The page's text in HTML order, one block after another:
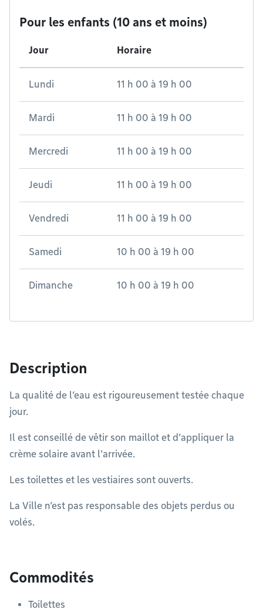
Pour les enfants (10 ans et moins)
Jour Horaire
Lundi 11 h 00 à 19 h 00
Mardi 11 h 00 à 19 h 00
Mercredi 11 h 00 à 19 h 00
Jeudi 11 h 00 à 19 h 00
Vendredi 11 h 00 à 19 h 00
Samedi 10 h 00 à 19 h 00
Dimanche 10 h 00 à 19 h 00
Description
La qualité de l’eau est rigoureusement testée chaque
jour.
Il est conseillé de vêtir son maillot et d’appliquer la
crème solaire avant l’arrivée.
Les toilettes et les vestiaires sont ouverts.
La Ville n’est pas responsable des objets perdus ou
volés.
Commodités
Toilettes